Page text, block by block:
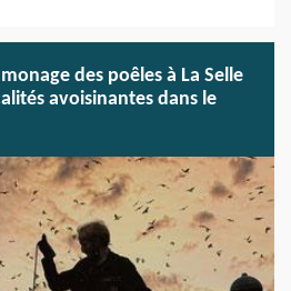
des poêles à La Selle
avoisinantes dans le